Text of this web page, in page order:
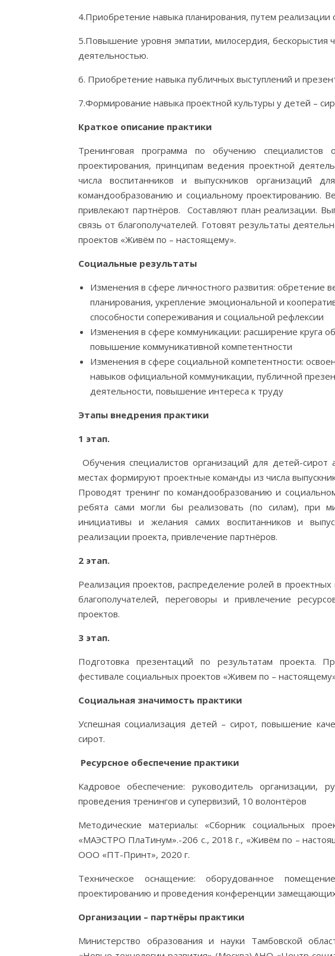
4.Приобретение навыка планирования, путем реализации
5.Повышение уровня эмпатии, милосердия, бескорыстия
деятельностью.
6. Приобретение навыка публичных выступлений и
7.Формирование навыка проектной культуры у детей –
Краткое описание практики
Тренинговая программа по обучению специалистов
проектирования, принципам ведения проектной
числа воспитанников и выпускников организаций
командообразованию и социальному проектированию.
привлекают партнёров. Составляют план реализации.
связь от благополучателей. Готовят результаты
проектов «Живём по – настоящему».
Социальные результаты
Изменения в сфере личностного развития: обретение
планирования, укрепление эмоциональной и
способности сопереживания и социальной рефлексии
Изменения в сфере коммуникации: расширение круга
повышение коммуникативной компетентности
Изменения в сфере социальной компетентности:
навыков официальной коммуникации, публичной
деятельности, повышение интереса к труду
Этапы внедрения практики
1 этап.
Обучения специалистов организаций для детей-сирот
местах формируют проектные команды из числа
Проводят тренинг по командообразованию и
ребята сами могли бы реализовать (по силам), при
инициативы и желания самих воспитанников и
реализации проекта, привлечение партнёров.
2 этап.
Реализация проектов, распределение ролей в
благополучателей, переговоры и привлечение
проектов.
3 этап.
Подготовка презентаций по результатам проекта.
фестивале социальных проектов «Живем по –
Социальная значимость практики
Успешная социализация детей – сирот, повышение
сирот.
Ресурсное обеспечение практики
Кадровое обеспечение: руководитель организации,
проведения тренингов и супервизий, 10 волонтёров
Методические материалы: «Сборник социальных
«МАЭСТРО ПлаТинум».-206 с., 2018 г., «Живём по –
ООО «ПТ-Принт», 2020 г.
Техническое оснащение: оборудованное
проектированию и проведения конференции
Организации – партнёры практики
Министерство образования и науки Тамбовской